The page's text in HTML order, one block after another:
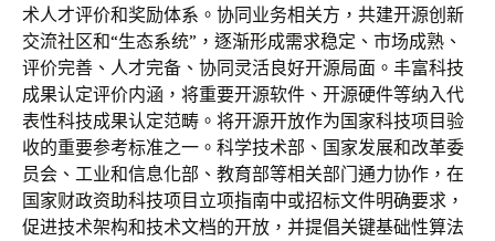
术人才评价和奖励体系。协同业务相关方，共建开源创新
交流社区和“生态系统”，逐渐形成需求稳定、市场成熟、
评价完善、人才完备、协同灵活良好开源局面。丰富科技
成果认定评价内涵，将重要开源软件、开源硬件等纳入代
表性科技成果认定范畴。将开源开放作为国家科技项目验
收的重要参考标准之一。科学技术部、国家发展和改革委
员会、工业和信息化部、教育部等相关部门通力协作，在
国家财政资助科技项目立项指南中或招标文件明确要求，
促进技术架构和技术文档的开放，并提倡关键基础性算法